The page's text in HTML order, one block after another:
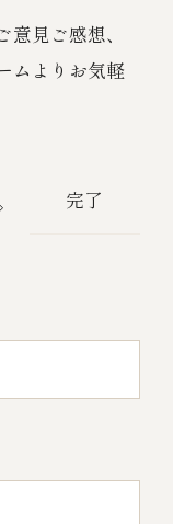
式 1.5次会・
見ご感想、
ムよりお気軽
完了